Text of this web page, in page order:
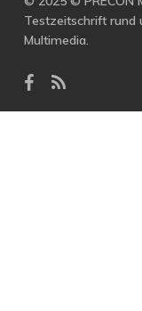
Testzeitschrift rund
Multimedia.
facebook
RSS